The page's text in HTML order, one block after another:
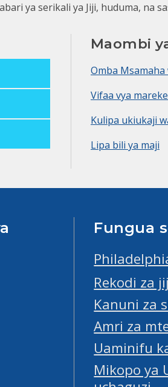
ya serikali ya Jiji, huduma, na
Maombi
Omba
Vifaa vya
Kulipa ukiukaji
Lipa bili ya maji
Fungua
Rekodi za
Kanuni za
Amri za
Uaminifu
Mikopo ya